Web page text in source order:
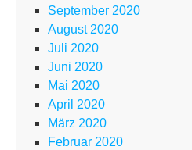
September 2020
August 2020
Juli 2020
Juni 2020
Mai 2020
April 2020
März 2020
Februar 2020